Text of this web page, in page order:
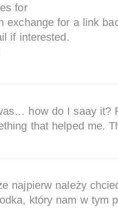
for
exchange for a link
if interested.
how do I saay it?
that helped me.
najpierw należy
który nam w tym